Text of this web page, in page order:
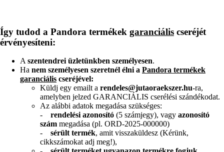
Így tudod a Pandora termékek garanciális cseréjét
érvényesíteni:
Aszentendrei üzletünkben személyesen.
Ha nem személyesen szeretnél élni a Pandora termékek
garanciális cseréjével:
Küldj egy emailt a rendeles@jutaoraekszer.hu-ra,
amelyben jelzed GARANCIÁLIS cserélési szándékodat.
Az alábbi adatok megadása szükséges:
-
rendelési azonosító (5 számjegy), vagy azonosító
szám megadása (pl. ORD-2025-000000)
-
sérült termék, amit visszaküldesz (Kérünk,
cikkszámokat adj meg!),